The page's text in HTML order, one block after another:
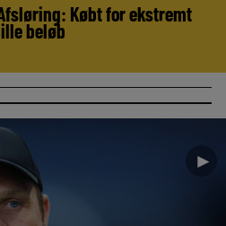
Købt for ekstremt
beløb
►